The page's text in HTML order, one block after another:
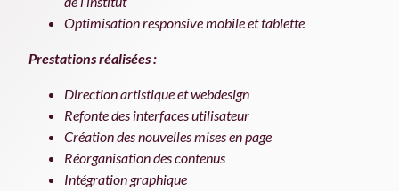
Optimisation responsive mobile et tablette
Prestations réalisées :
Direction artistique et webdesign
Refonte des interfaces utilisateur
Création des nouvelles mises en page
Réorganisation des contenus
Intégration graphique